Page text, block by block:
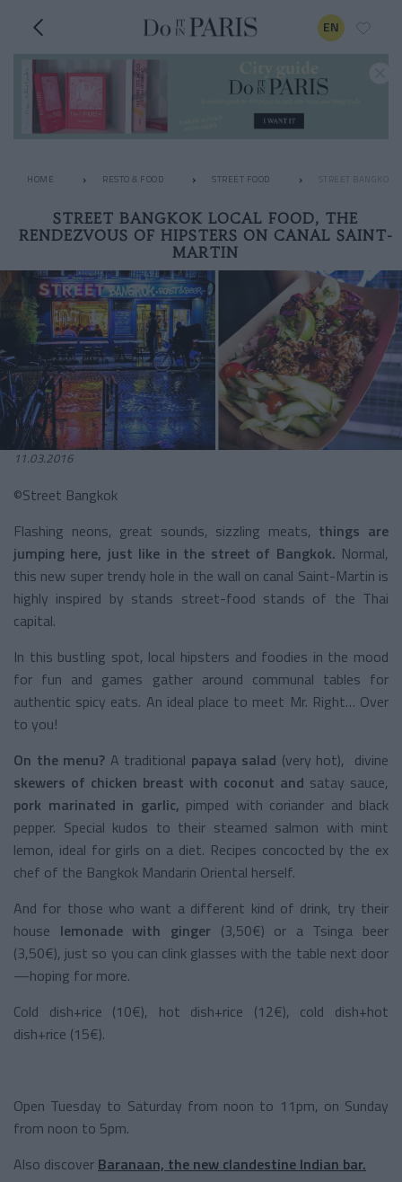
EN
HOME RESTO & FOOD STREET FOOD STREET
STREET BANGKOK LOCAL FOOD, THE
RENDEZVOUS OF HIPSTERS ON CANAL SAINT-
MARTIN
11.03.2016
©Street Bangkok
Flashing neons, great sounds, sizzling meats, things are
jumping here, just like in the street of Bangkok. Normal,
this new super trendy hole in the wall on canal Saint-Martin is
highly inspired by stands street-food stands of the Thai
capital.
In this bustling spot, local hipsters and foodies in the mood
for fun and games gather around communal tables for
authentic spicy eats. An ideal place to meet Mr. Right… Over
to you!
On the menu? A traditional papaya salad (very hot), divine
skewers of chicken breast with coconut and satay sauce,
pork marinated in garlic, pimped with coriander and black
pepper. Special kudos to their steamed salmon with mint
lemon, ideal for girls on a diet. Recipes concocted by the ex
chef of the Bangkok Mandarin Oriental herself.
And for those who want a different kind of drink, try their
house lemonade with ginger(3,50€) or a Tsinga beer
(3,50€), just so you can clink glasses with the table next door
—hoping for more.
Cold dish+rice (10€), hot dish+rice (12€), cold dish+hot
dish+rice (15€).
Open Tuesday to Saturday from noon to 11pm, on Sunday
from noon to 5pm.
Also discover Baranaan, the new clandestine Indian bar.